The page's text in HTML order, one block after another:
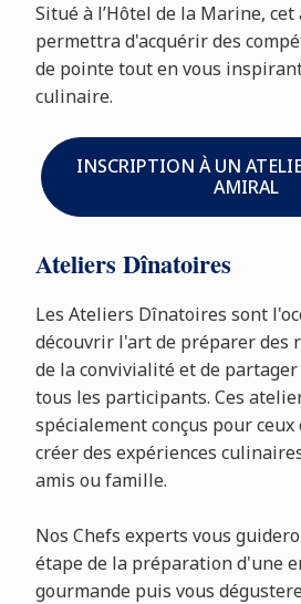
Situé à l’Hôtel de la Marine,
permettra d'acquérir des
de pointe tout en vous
culinaire.
INSCRIPTION À UN
AMIRAL
Ateliers Dînatoires
Les Ateliers Dînatoires sont
découvrir l'art de préparer des
de la convivialité et de
tous les participants. Ces
spécialement conçus pour
créer des expériences
amis ou famille.
Nos Chefs experts vous
étape de la préparation d'une
gourmande puis vous